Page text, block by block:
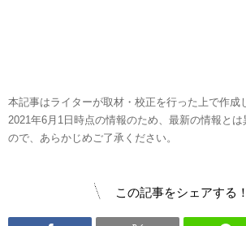
本記事はライターが取材・校正を行った上で作成
2021年6月1日時点の情報のため、最新の情報と
ので、あらかじめご了承ください。
この記事をシェアする！